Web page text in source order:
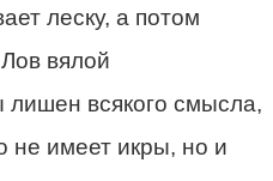
леску, а потом
вялой
всякого смысла,
не имеет икры, но и